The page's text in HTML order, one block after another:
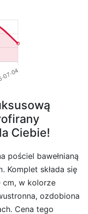
Ciebie!
pościel bawełnianą
Komplet składa się
w kolorze
ozdobiona
Cena tego